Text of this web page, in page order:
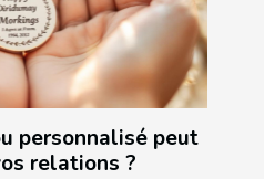
personnalisé peut
relations ?